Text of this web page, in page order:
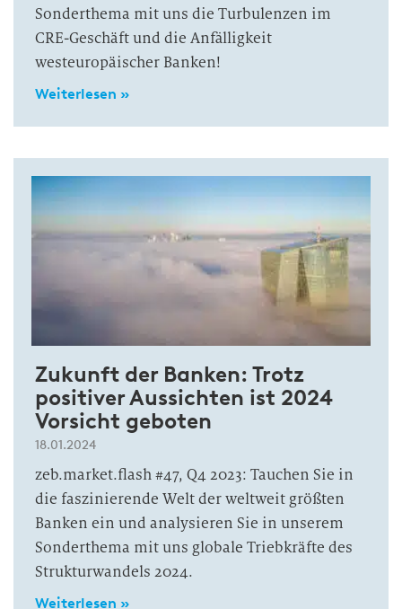
Sonderthema mit uns die Turbulenzen im
CRE-Geschäft und die Anfälligkeit
westeuropäischer Banken!
Weiterlesen »
Zukunft der Banken: Trotz
positiver Aussichten ist 2024
Vorsicht geboten
18.01.2024
zeb.market.flash #47, Q4 2023: Tauchen Sie in
die faszinierende Welt der weltweit größten
Banken ein und analysieren Sie in unserem
Sonderthema mit uns globale Triebkräfte des
Strukturwandels 2024.
Weiterlesen »